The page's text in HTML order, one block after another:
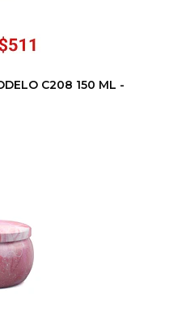
C208 150 ML -